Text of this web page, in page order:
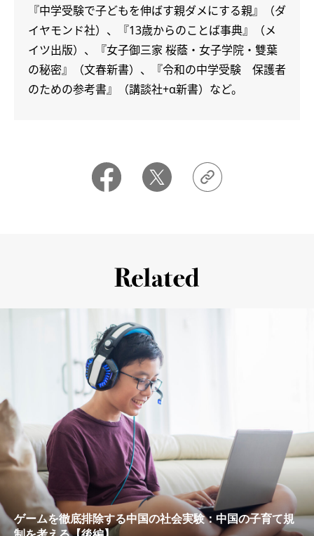
『中学受験で子どもを伸ばす親ダメにする親』（ダ
イヤモンド社）、『13歳からのことば事典』（メ
イツ出版）、『女子御三家 桜蔭・女子学院・雙葉
の秘密』（文春新書）、『令和の中学受験 保護者
のための参考書』（講談社+α新書）など。
ゲームを徹底排除する中国の社会実験：中国の子育て規